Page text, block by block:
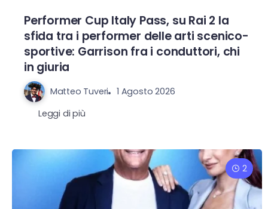
Performer Cup Italy Pass, su Rai 2 la
sfida tra i performer delle arti scenico-
sportive: Garrison fra i conduttori, chi
in giuria
Matteo Tuveri
1 Agosto 2026
Leggi di più
2